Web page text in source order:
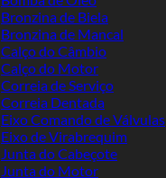
Bronzina de Biela
Bronzina de Mancal
Calço do Câmbio
Calço do Motor
Correia de Serviço
Correia Dentada
Eixo Comando de Válvulas
Eixo de Virabrequim
Junta do Cabeçote
Junta do Motor